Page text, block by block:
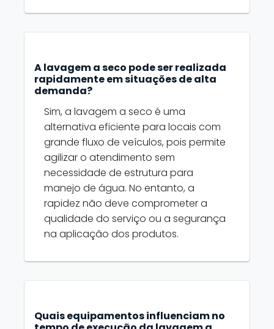
A lavagem a seco pode ser realizada
rapidamente em situações de alta
demanda?
Sim, a lavagem a seco é uma
alternativa eficiente para locais com
grande fluxo de veículos, pois permite
agilizar o atendimento sem
necessidade de estrutura para
manejo de água. No entanto, a
rapidez não deve comprometer a
qualidade do serviço ou a segurança
na aplicação dos produtos.
Quais equipamentos influenciam no